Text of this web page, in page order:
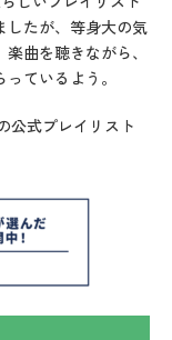
したが、等身大の気
曲を聴きながら、
ているよう。
公式プレイリスト